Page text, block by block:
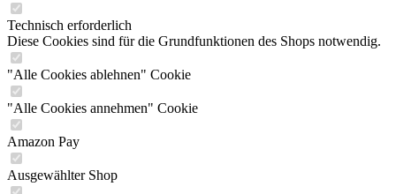
Technisch erforderlich
Diese Cookies sind für die Grundfunktionen des Shops notwendig.
"Alle Cookies ablehnen" Cookie
"Alle Cookies annehmen" Cookie
Amazon Pay
Ausgewählter Shop